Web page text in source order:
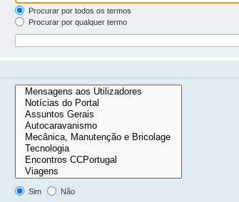
Procurar por todos os termos
Procurar por qualquer termo
Sim Não